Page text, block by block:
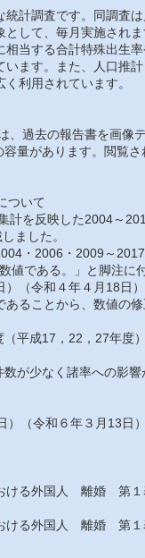
計調査です。同調査
して、毎月実施されま
当する合計特殊出生
ます。また、人口推
利用されています。
過去の報告書を画像
量があります。閲覧
ついて
計を反映した2004～
ました。
・2006・2009～
である。」と脚注に
（令和４年４月18日）
ることから、数値の修
平成17，22，27年度
が少なく諸率への影
（令和６年３月13日）
る外国人 離婚 第１
る外国人 離婚 第１